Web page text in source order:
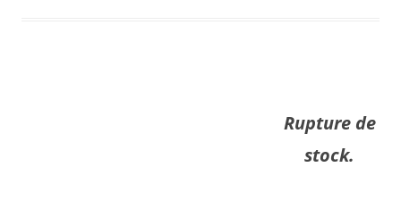
Rupture de
stock.